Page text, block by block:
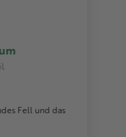
Fell und das